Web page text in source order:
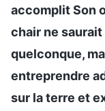
accomplit Son
chair ne
quelconque,
entreprendre
sur la terre et